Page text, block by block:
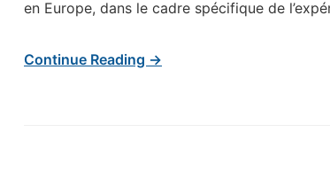
en Europe, dans le cadre spécifique de
Continue Reading →